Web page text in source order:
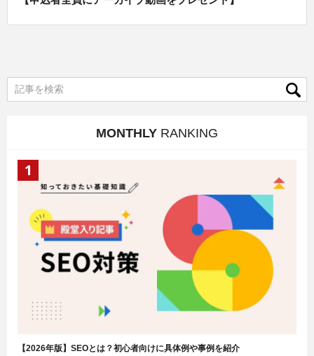
MONTHLY RANKING
【2026年版】SEOとは？初心者向けに具体例や事例を紹介